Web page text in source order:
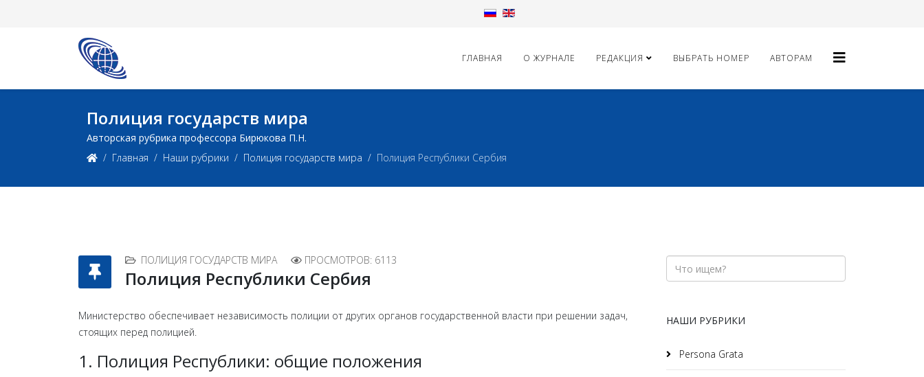
ГЛАВНАЯ О ЖУРНАЛЕ РЕДАКЦИЯ ВЫБРАТЬ НОМЕР АВТОРАМ
Полиция государств мира
Авторская рубрика профессора Бирюкова П.Н.
Главная
Наши рубрики Полиция государств мира Полиция Республики Сербия
ПОЛИЦИЯ ГОСУДАРСТВ МИРА ПРОСМОТРОВ: 6113
Полиция Республики Сербия
Министерство обеспечивает независимость полиции от других органов государственной власти при решении задач,
стоящих перед полицией.
1. Полиция Республики: общие положения
НАШИ РУБРИКИ
Persona Grata